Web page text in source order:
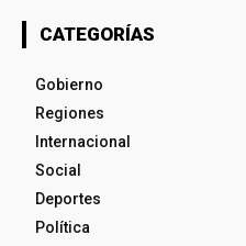
CATEGORÍAS
Gobierno
Regiones
Internacional
Social
Deportes
Política